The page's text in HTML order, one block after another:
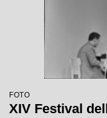
FOTO
XIV Festival